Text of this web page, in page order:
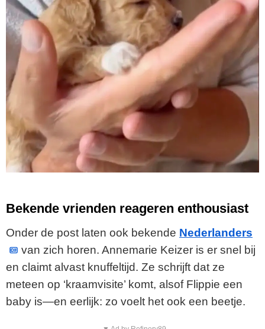
Bekende vrienden reageren enthousiast
Onder de post laten ook bekende Nederlanders
van zich horen. Annemarie Keizer is er snel bij
en claimt alvast knuffeltijd. Ze schrijft dat ze
meteen op ‘kraamvisite’ komt, alsof Flippie een
baby is—en eerlijk: zo voelt het ook een beetje.